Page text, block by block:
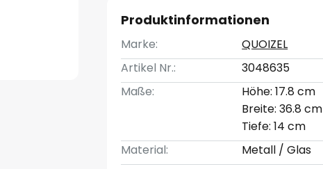
Produktinformationen
Marke:
QUOIZEL
Artikel Nr.:
3048635
Maße:
Höhe: 17.8 cm
Breite: 36.8 cm
Tiefe: 14 cm
Material:
Metall / Glas